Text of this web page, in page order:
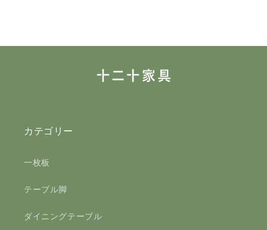
カテゴリー
一枚板
テーブル脚
ダイニングテーブル